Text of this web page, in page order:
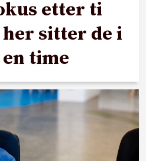
etter ti
sitter de i
time